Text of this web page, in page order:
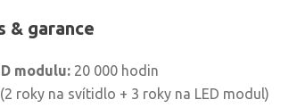
& garance
modulu: 20 000 hodin
roky na svítidlo + 3 roky na LED modul)